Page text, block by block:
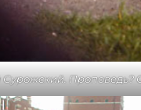
Проповедь?